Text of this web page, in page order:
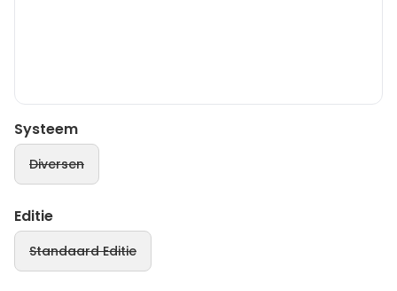
Systeem
Diversen
Editie
Standaard Editie